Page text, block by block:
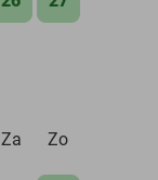
Za Zo